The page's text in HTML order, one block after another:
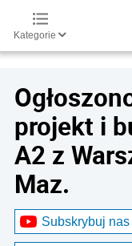
Kategorie
projekt i
A2 z
Maz.
Subskrybuj